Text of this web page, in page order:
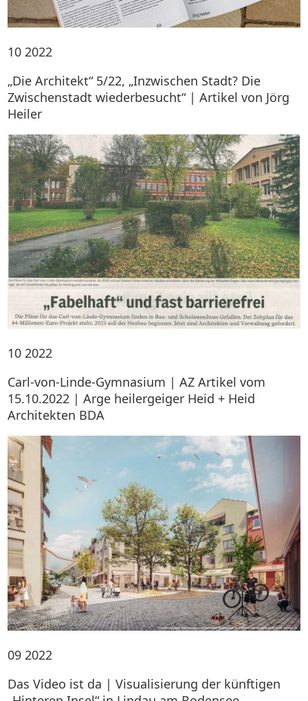
10 2022
„Die Architekt“ 5/22, „Inzwischen Stadt? Die
Zwischenstadt wiederbesucht“ | Artikel von Jörg
Heiler
10 2022
Carl-von-Linde-Gymnasium | AZ Artikel vom
15.10.2022 | Arge heilergeiger Heid + Heid
Architekten BDA
09 2022
Das Video ist da | Visualisierung der künftigen